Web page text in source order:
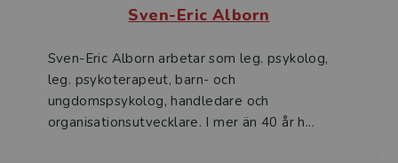
Sven-Eric Alborn
Sven-Eric Alborn arbetar som leg. psykolog,
leg. psykoterapeut, barn- och
ungdomspsykolog, handledare och
organisationsutvecklare. I mer än 40 år h...